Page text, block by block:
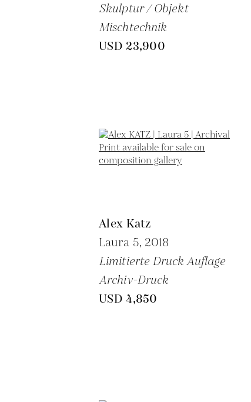
Skulptur / Objekt
Mischtechnik
USD 23,900
Alex Katz
Laura 5, 2018
Limitierte Druck Auflage
Archiv-Druck
USD 4,850